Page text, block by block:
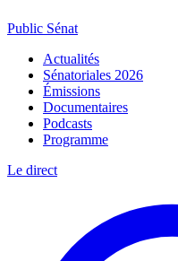
Public Sénat
Actualités
Sénatoriales 2026
Émissions
Documentaires
Podcasts
Programme
Le direct